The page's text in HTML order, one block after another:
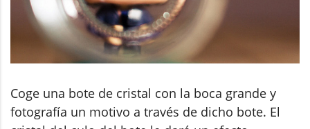
Coge una bote de cristal con la boca grande y
fotografía un motivo a través de dicho bote. El